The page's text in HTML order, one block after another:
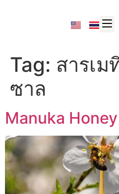
Tag: สารเ
ซาล
Manuka